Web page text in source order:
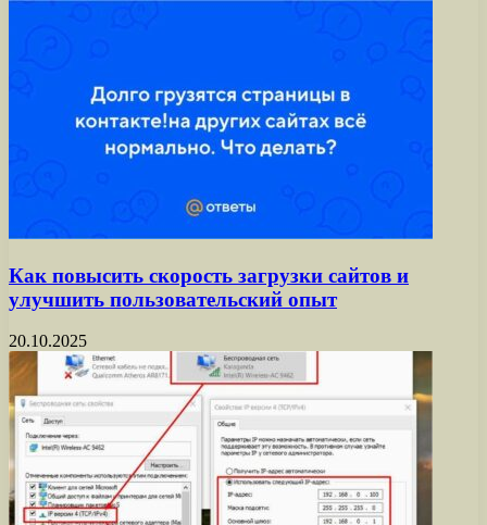
Как повысить скорость загрузки сайтов и
улучшить пользовательский опыт
20.10.2025